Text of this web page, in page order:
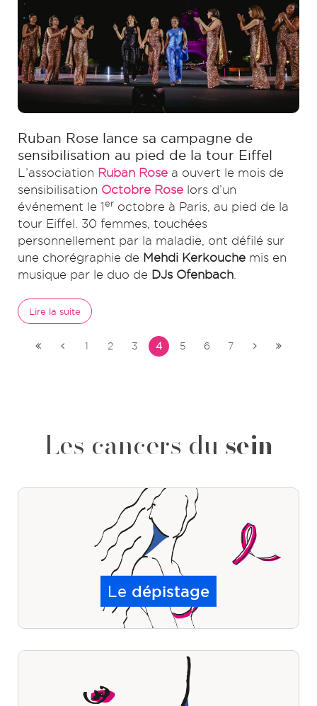
Ruban Rose lance sa campagne de
sensibilisation au pied de la tour Eiffel
L’association Ruban Rose a ouvert le mois de
sensibilisation Octobre Rose lors d’un
événement le 1 er octobre à Paris, au pied de la
tour Eiffel. 30 femmes, touchées
personnellement par la maladie, ont défilé sur
une chorégraphie de Mehdi Kerkouche mis en
musique par le duo de DJs Ofenbach
Lire la suite
1 2 3 4 5 6 7
Les cancers du sein
Le dépistage